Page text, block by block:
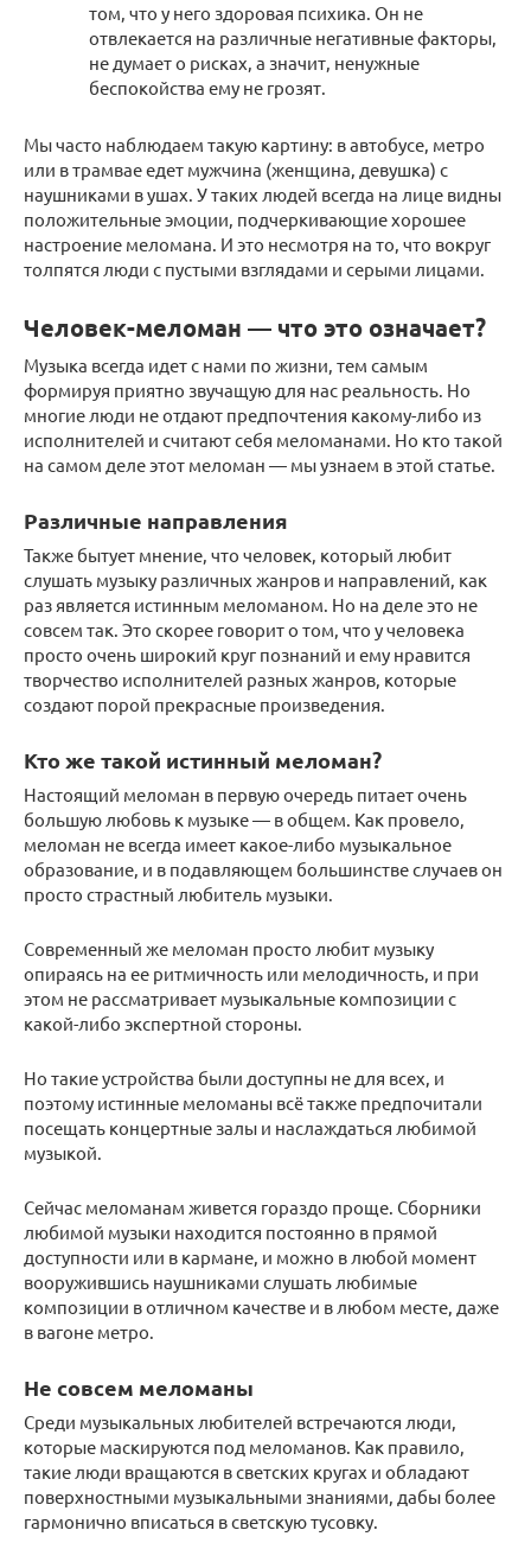
том, что у него здоровая психика. Он не
отвлекается на различные негативные факторы,
не думает о рисках, а значит, ненужные
беспокойства ему не грозят.
Мы часто наблюдаем такую картину: в автобусе, метро
или в трамвае едет мужчина (женщина, девушка) с
наушниками в ушах. У таких людей всегда на лице видны
положительные эмоции, подчеркивающие хорошее
настроение меломана. И это несмотря на то, что вокруг
толпятся люди с пустыми взглядами и серыми лицами.
Человек-меломан — что это означает?
Музыка всегда идет с нами по жизни, тем самым
формируя приятно звучащую для нас реальность. Но
многие люди не отдают предпочтения какому-либо из
исполнителей и считают себя меломанами. Но кто такой
на самом деле этот меломан — мы узнаем в этой статье.
Различные направления
Также бытует мнение, что человек, который любит
слушать музыку различных жанров и направлений, как
раз является истинным меломаном. Но на деле это не
совсем так. Это скорее говорит о том, что у человека
просто очень широкий круг познаний и ему нравится
творчество исполнителей разных жанров, которые
создают порой прекрасные произведения.
Кто же такой истинный меломан?
Настоящий меломан в первую очередь питает очень
большую любовь к музыке — в общем. Как провело,
меломан не всегда имеет какое-либо музыкальное
образование, и в подавляющем большинстве случаев он
просто страстный любитель музыки.
Современный же меломан просто любит музыку
опираясь на ее ритмичность или мелодичность, и при
этом не рассматривает музыкальные композиции с
какой-либо экспертной стороны.
Но такие устройства были доступны не для всех, и
поэтому истинные меломаны всё также предпочитали
посещать концертные залы и наслаждаться любимой
музыкой.
Сейчас меломанам живется гораздо проще. Сборники
любимой музыки находится постоянно в прямой
доступности или в кармане, и можно в любой момент
вооружившись наушниками слушать любимые
композиции в отличном качестве и в любом месте, даже
в вагоне метро.
Не совсем меломаны
Среди музыкальных любителей встречаются люди,
которые маскируются под меломанов. Как правило,
такие люди вращаются в светских кругах и обладают
поверхностными музыкальными знаниями, дабы более
гармонично вписаться в светскую тусовку.